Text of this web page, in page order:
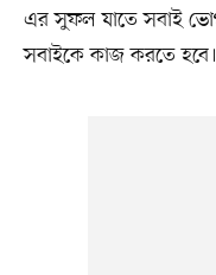
এর সুফল যাতে সবাই
সবাইকে কাজ করতে